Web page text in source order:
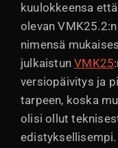
kuulokkeensa
olevan VMK25.2:n
nimensä
julkaistunVMK25
versiopäivitys ja
tarpeen, koska
olisi ollut